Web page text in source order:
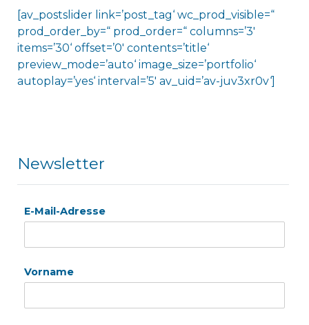
[av_postslider link=’post_tag‘ wc_prod_visible=“
prod_order_by=“ prod_order=“ columns=’3′
items=’30‘ offset=’0′ contents=’title‘
preview_mode=’auto‘ image_size=’portfolio‘
autoplay=’yes‘ interval=’5′ av_uid=’av-juv3xr0v‘]
Newsletter
E-Mail-Adresse
Vorname